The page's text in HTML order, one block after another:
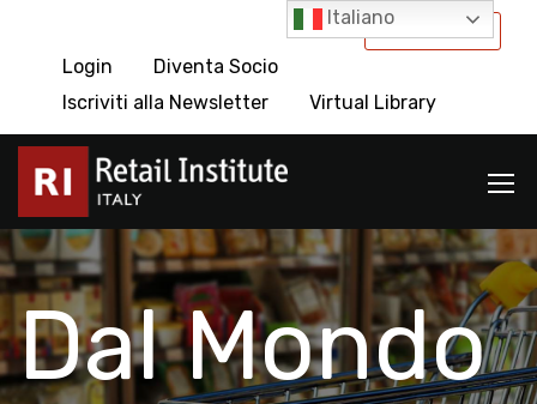
International
Login
Diventa Socio
Iscriviti alla Newsletter
Virtual Library
Dal Mondo
Italiano